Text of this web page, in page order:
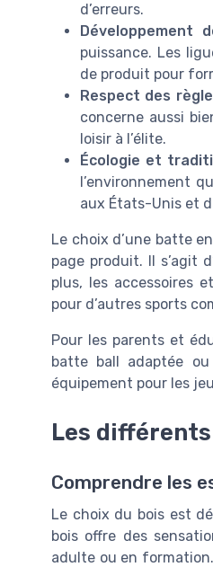
d’erreurs.
Développement
puissance. Les
de produit pour
Respect des
concerne aussi
loisir à l’élite.
Écologie et
l’environnement
aux États-Unis et
Le choix d’une batte
page produit. Il s’agit
plus, les accessoires
pour d’autres sports
Pour les parents et
batte ball adaptée
équipement pour les
Les
Comprendre les
Le choix du bois est
bois offre des
adulte ou en